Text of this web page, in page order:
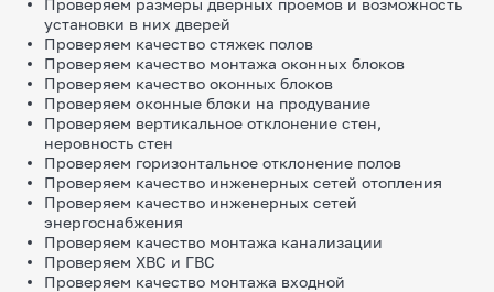
Проверяем размеры дверных проемов и возможность
установки в них дверей
Проверяем качество стяжек полов
Проверяем качество монтажа оконных блоков
Проверяем качество оконных блоков
Проверяем оконные блоки на продувание
Проверяем вертикальное отклонение стен,
неровность стен
Проверяем горизонтальное отклонение полов
Проверяем качество инженерных сетей отопления
Проверяем качество инженерных сетей
энергоснабжения
Проверяем качество монтажа канализации
Проверяем ХВС и ГВС
Проверяем качество монтажа входной